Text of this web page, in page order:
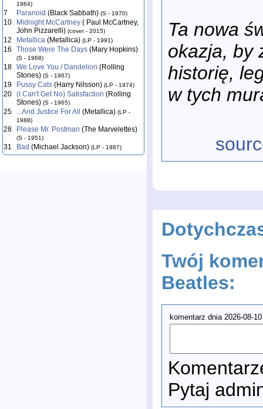
1964)
7 Paranoid (Black Sabbath) (S - 1970)
10 Midnight McCartney ( Paul McCartney,
John Pizzarelli) (cover - 2015)
12 Metallica (Metallica) (LP - 1991)
16 Those Were The Days (Mary Hopkins)
(S - 1968)
18 We Love You / Dandelion (Rolling
Stones) (S - 1967)
19 Pussy Cats (Harry Nilsson) (LP - 1974)
20 (I Can't Get No) Satisfaction (Rolling
Stones) (S - 1965)
25 ...And Justice For All (Metallica) (LP -
1988)
28 Please Mr. Postman (The Marvelettes)
(S - 1951)
31 Bad (Michael Jackson) (LP - 1987)
Ta nowa
okazja, by
historię,
w tych
Twój
Beatles:
komentarz dnia 2026-08-
Pytaj